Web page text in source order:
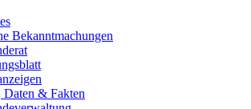
Bekanntmachungen
Daten & Fakten